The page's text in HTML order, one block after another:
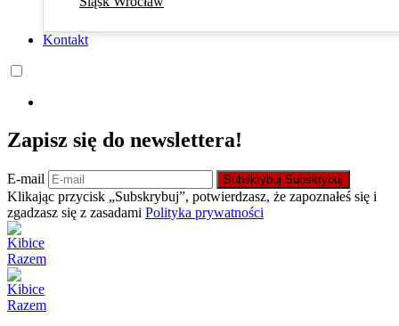
Kontakt
Zapisz się do newslettera!
E-mail Subskrybuj Subskrybuj
Klikając przycisk „Subskrybuj”, potwierdzasz, że zapoznałeś się i
zgadzasz się z zasadami Polityka prywatności